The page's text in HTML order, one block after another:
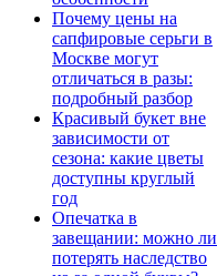
Почему цены на
сапфировые серьги в
Москве могут
отличаться в разы:
подробный разбор
Красивый букет вне
зависимости от
сезона: какие цветы
доступны круглый
год
Опечатка в
завещании: можно ли
потерять наследство